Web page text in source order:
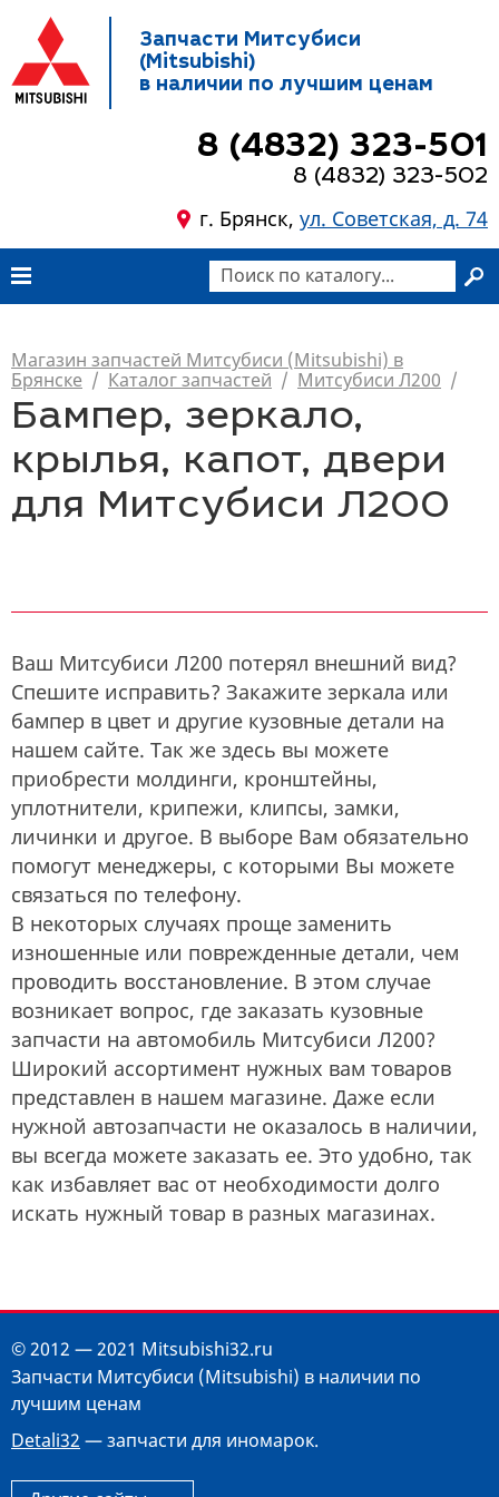
Запчасти Митсубиси
(Mitsubishi)
в наличии по лучшим ценам
8 (4832) 323-501
8 (4832) 323-502
г. Брянск, ул. Советская, д. 74
Магазин запчастей Митсубиси (Mitsubishi) в
Брянске / Каталог запчастей / Митсубиси Л200 /
Бампер, зеркало,
крылья, капот, двери
для Митсубиси Л200
Ваш Митсубиси Л200 потерял внешний вид?
Спешите исправить? Закажите зеркала или
бампер в цвет и другие кузовные детали на
нашем сайте. Так же здесь вы можете
приобрести молдинги, кронштейны,
уплотнители, крипежи, клипсы, замки,
личинки и другое. В выборе Вам обязательно
помогут менеджеры, с которыми Вы можете
связаться по телефону.
В некоторых случаях проще заменить
изношенные или поврежденные детали, чем
проводить восстановление. В этом случае
возникает вопрос, где заказать кузовные
запчасти на автомобиль Митсубиси Л200?
Широкий ассортимент нужных вам товаров
представлен в нашем магазине. Даже если
нужной автозапчасти не оказалось в наличии,
вы всегда можете заказать ее. Это удобно, так
как избавляет вас от необходимости долго
искать нужный товар в разных магазинах.
© 2012 — 2021 Mitsubishi32.ru
Запчасти Митсубиси (Mitsubishi) в наличии по
лучшим ценам
Detali32 — запчасти для иномарок.